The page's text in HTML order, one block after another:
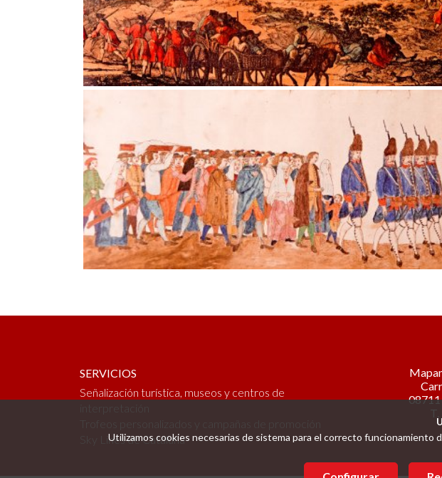
Utilizamos cookies necesarias de sistema para el correcto
SERVICIOS
Señalización turística, museos y centros de
Sky Lines de Cataluña
08711